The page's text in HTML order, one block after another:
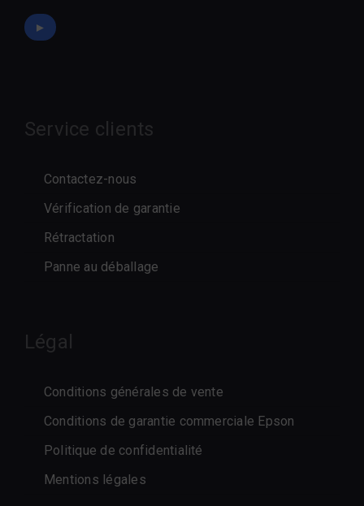
►
Service clients
Contactez-nous
Vérification de garantie
Rétractation
Panne au déballage
Légal
Conditions générales de vente
Conditions de garantie commerciale Epson
Politique de confidentialité
Mentions légales